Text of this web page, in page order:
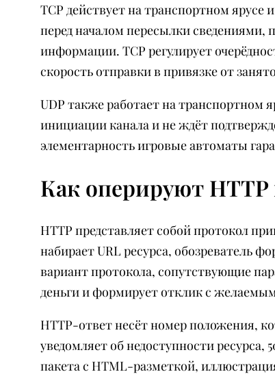
TCP действует на транспортном
перед началом пересылки сведениями,
информации. TCP регулирует
скорость отправки в привязке от
UDP также работает на транспортном
инициации канала и не ждёт
элементарность игровые автоматы
Как оперируют HTTP
HTTP представляет собой протокол
набирает URL ресурса, обозреватель
вариант протокола, сопутствующие
деньги и формирует отклик с
HTTP-ответ несёт номер положения,
уведомляет об недоступности ресурса,
пакета с HTML-разметкой,